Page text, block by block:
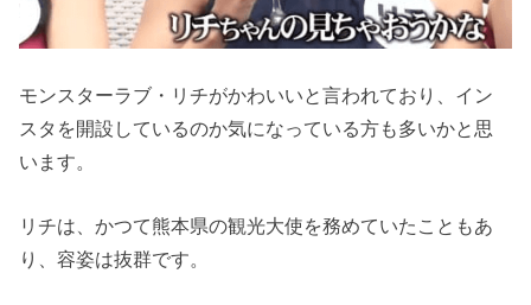
モンスターラブ・リチがかわいいと言われており、イン
スタを開設しているのか気になっている方も多いかと思
います。
リチは、かつて熊本県の観光大使を務めていたこともあ
り、容姿は抜群です。